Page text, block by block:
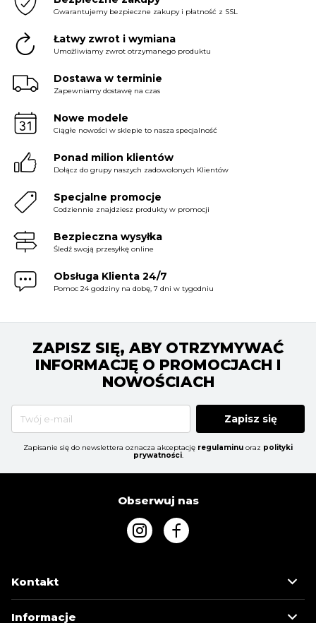
Gwarantujemy bezpieczne zakupy i płatność z SSL
Łatwy zwrot i wymiana
Umożliwiamy zwrot otrzymanego produktu
Dostawa w terminie
Zapewniamy dostawę na czas
Nowe modele
Ciągłe nowości w sklepie to nasza specjalność
Ponad milion klientów
Dołącz do grupy naszych zadowolonych Klientów
Specjalne promocje
Codziennie znajdziesz produkty w promocji
Bezpieczna wysyłka
Śledź swoją przesyłkę online
Obsługa Klienta 24/7
Pomoc 24 godziny na dobę, 7 dni w tygodniu
ZAPISZ SIĘ, ABY OTRZYMYWAĆ
INFORMACJĘ O PROMOCJACH I
NOWOŚCIACH
Zapisz się
Zapisanie się do newslettera oznacza akceptację regulaminu oraz polityki
prywatności.
Obserwuj nas
Kontakt
Informacje